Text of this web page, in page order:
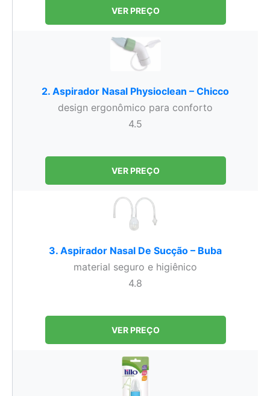
VER PREÇO
2. Aspirador Nasal Physioclean – Chicco
design ergonômico para conforto
4.5
VER PREÇO
3. Aspirador Nasal De Sucção – Buba
material seguro e higiênico
4.8
VER PREÇO